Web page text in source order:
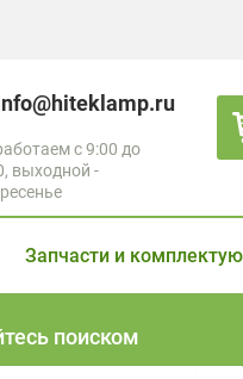
с 9:00 до
выходной -
Запчасти и
поиском